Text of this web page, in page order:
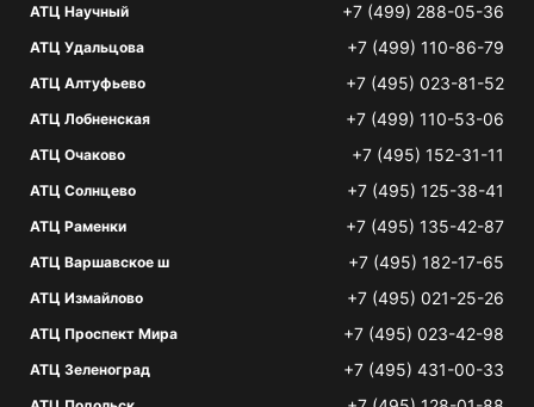
АТЦ Научный +7 (499) 288-05-36
АТЦ Удальцова +7 (499) 110-86-79
АТЦ Алтуфьево +7 (495) 023-81-52
АТЦ Лобненская +7 (499) 110-53-06
АТЦ Очаково +7 (495) 152-31-11
АТЦ Солнцево +7 (495) 125-38-41
АТЦ Раменки +7 (495) 135-42-87
АТЦ Варшавское ш +7 (495) 182-17-65
АТЦ Измайлово +7 (495) 021-25-26
АТЦ Проспект Мира +7 (495) 023-42-98
АТЦ Зеленоград +7 (495) 431-00-33